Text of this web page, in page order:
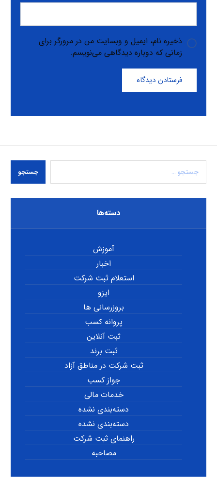
ذخیره نام، ایمیل و وبسایت من در مرورگر برای
زمانی که دوباره دیدگاهی می‌نویسم.
فرستادن دیدگاه
جستجو
دسته‌ها
آموزش
اخبار
استعلام ثبت شرکت
ایزو
بروزرسانی ها
پروانه کسب
ثبت آنلاین
ثبت برند
ثبت شرکت در مناطق آزاد
جواز کسب
خدمات مالی
دسته‌بندی نشده
دسته‌بندی نشده
راهنمای ثبت شرکت
مصاحبه